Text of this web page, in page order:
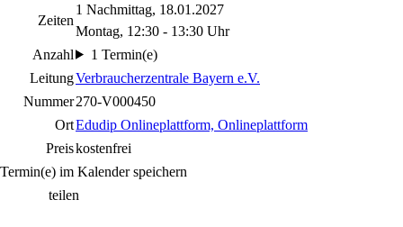
Zeiten
1 Nachmittag, 18.01.2027
Montag, 12:30 - 13:30 Uhr
Anzahl
1 Termin(e)
LeitungVerbraucherzentrale Bayern e.V.
Nummer270-V000450
OrtEdudip Onlineplattform, Onlineplattform
Preiskostenfrei
Termin(e) im Kalender speichern
teilen